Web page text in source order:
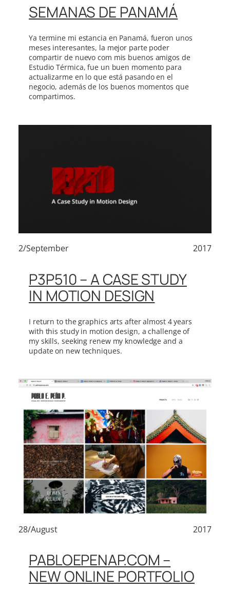
SEMANAS DE PANAMÁ
Ya termine mi estancia en Panamá, fueron unos
meses interesantes, la mejor parte poder
compartir de nuevo com mis buenos amigos de
Estudio Térmica, fue un buen momento para
actualizarme en lo que está pasando en el
negocio, además de los buenos momentos que
compartimos.
2/September 2017
P3P510 – A CASE STUDY
IN MOTION DESIGN
I return to the graphics arts after almost 4 years
with this study in motion design, a challenge of
my skills, seeking renew my knowledge and a
update on new techniques.
28/August 2017
PABLOEPENAP.COM –
NEW ONLINE PORTFOLIO